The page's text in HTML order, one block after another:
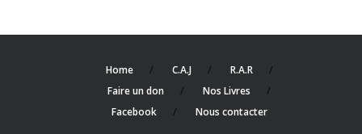
Home C.A.J
R.A.R
Faire un don
Nos Livres
Facebook
Nous contacter